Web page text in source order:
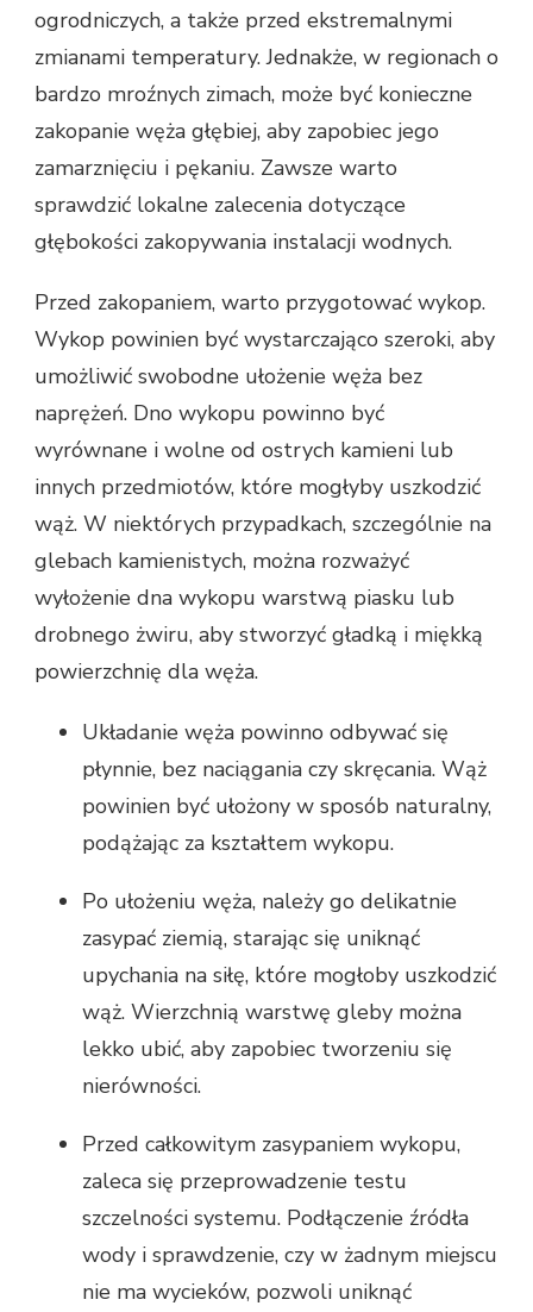
ogrodniczych, a także przed ekstremalnymi
zmianami temperatury. Jednakże, w regionach o
bardzo mroźnych zimach, może być konieczne
zakopanie węża głębiej, aby zapobiec jego
zamarznięciu i pękaniu. Zawsze warto
sprawdzić lokalne zalecenia dotyczące
głębokości zakopywania instalacji wodnych.
Przed zakopaniem, warto przygotować wykop.
Wykop powinien być wystarczająco szeroki, aby
umożliwić swobodne ułożenie węża bez
naprężeń. Dno wykopu powinno być
wyrównane i wolne od ostrych kamieni lub
innych przedmiotów, które mogłyby uszkodzić
wąż. W niektórych przypadkach, szczególnie na
glebach kamienistych, można rozważyć
wyłożenie dna wykopu warstwą piasku lub
drobnego żwiru, aby stworzyć gładką i miękką
powierzchnię dla węża.
Układanie węża powinno odbywać się
płynnie, bez naciągania czy skręcania. Wąż
powinien być ułożony w sposób naturalny,
podążając za kształtem wykopu.
Po ułożeniu węża, należy go delikatnie
zasypać ziemią, starając się uniknąć
upychania na siłę, które mogłoby uszkodzić
wąż. Wierzchnią warstwę gleby można
lekko ubić, aby zapobiec tworzeniu się
nierówności.
Przed całkowitym zasypaniem wykopu,
zaleca się przeprowadzenie testu
szczelności systemu. Podłączenie źródła
wody i sprawdzenie, czy w żadnym miejscu
nie ma wycieków, pozwoli uniknąć